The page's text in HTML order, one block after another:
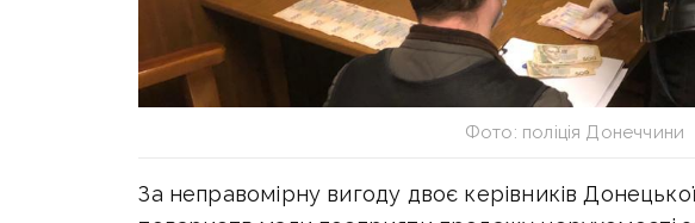
Фото: поліція Донеччини
За неправомірну вигоду двоє керівників